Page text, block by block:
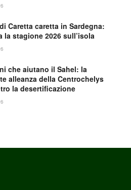
Caretta caretta in Sardegna:
la stagione 2026 sull’isola
che aiutano il Sahel: la
alleanza della Centrochelys
la desertificazione